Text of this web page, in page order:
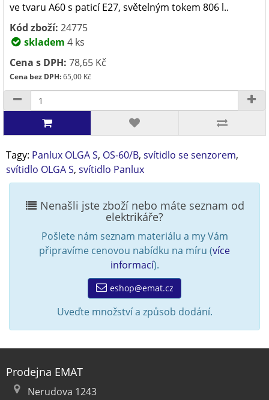
ve tvaru A60 s paticí E27, světelným tokem 806 l..
Kód zboží: 24775
skladem 4 ks
Cena s DPH: 78,65 Kč
Cena bez DPH:65,00 Kč
Tagy: Panlux OLGA S, OS-60/B, svítidlo se senzorem,
svítidlo OLGA S, svítidlo Panlux
Nenašli jste zboží nebo máte seznam od
elektrikáře?
Pošlete nám seznam materiálu a my Vám
připravíme cenovou nabídku na míru (více
informací).
eshop@emat.cz
Uveďte množství a způsob dodání.
Prodejna EMAT
Nerudova 1243